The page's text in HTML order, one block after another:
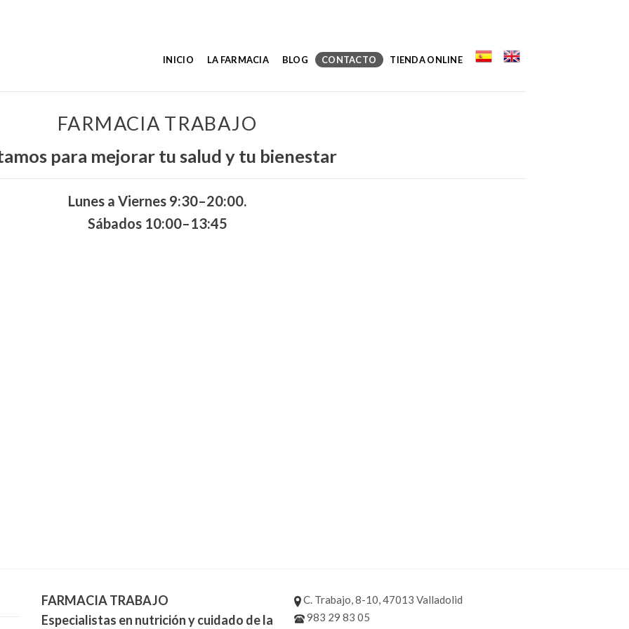
INICIO LA FARMACIA BLOG CONTACTO TIENDA ONLINE
FARMACIA TRABAJO
para mejorar tu salud y tu bienestar
Lunes a Viernes 9:30–20:00.
Sábados 10:00–13:45
FARMACIA TRABAJO
Especialistas en nutrición y cuidado de la
C. Trabajo, 8-10, 47013 Valladolid
983 29 83 05